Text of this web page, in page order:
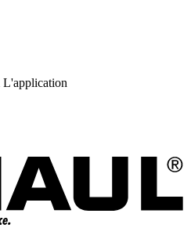
L'application